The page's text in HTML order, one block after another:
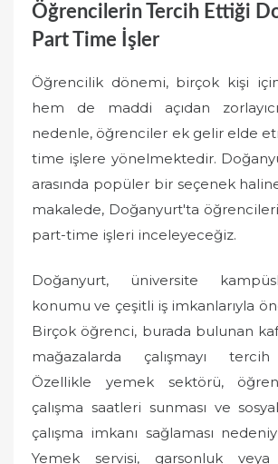
Öğrencilerin Tercih Ettiği
Part Time İşler
Öğrencilik dönemi, birçok kişi
hem de maddi açıdan
nedenle, öğrenciler ek gelir elde
time işlere yönelmektedir.
arasında popüler bir seçenek
makalede, Doğanyurt'ta
part-time işleri inceleyeceğiz.
Doğanyurt, üniversite
konumu ve çeşitli iş imkanlarıyla
Birçok öğrenci, burada bulunan
mağazalarda çalışmayı
Özellikle yemek sektörü,
çalışma saatleri sunması ve
çalışma imkanı sağlaması
Yemek servisi, garsonluk